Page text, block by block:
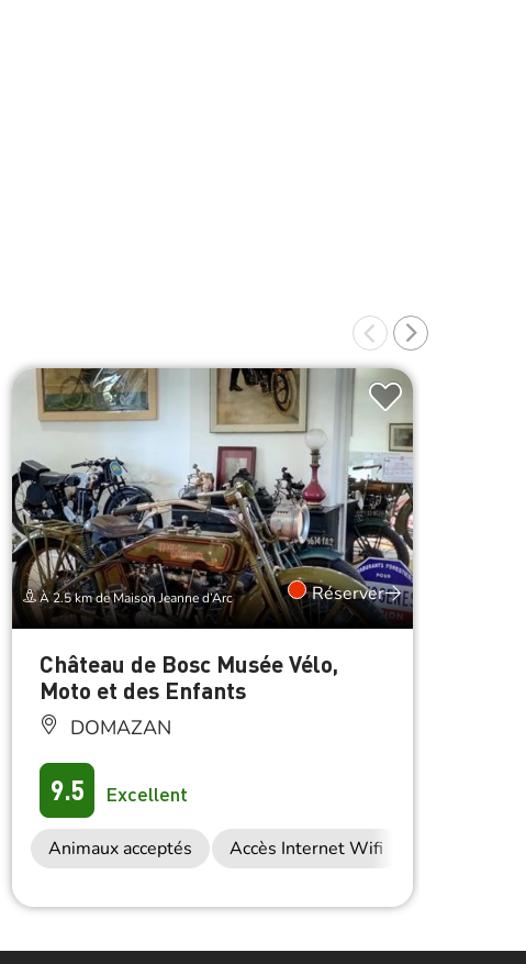
À 2.5 km de Maison Jeanne d’Arc Réserver
Château de Bosc Musée Vélo,
Moto et des Enfants
DOMAZAN
9.5 Excellent
Animaux acceptés Accès Internet Wifi